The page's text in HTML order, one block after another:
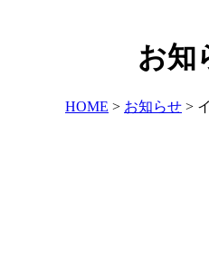
お知
HOME > お知らせ >